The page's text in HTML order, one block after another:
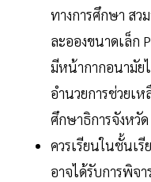
ทางการศึกษา ส
ละอองขนาดเล็ก
มีหน้ากากอนามัย
อำนวยการช่วยเ
ศึกษาธิการจังหวั
ควรเรียนในชั้นเ
อาจได้รับการพิจ